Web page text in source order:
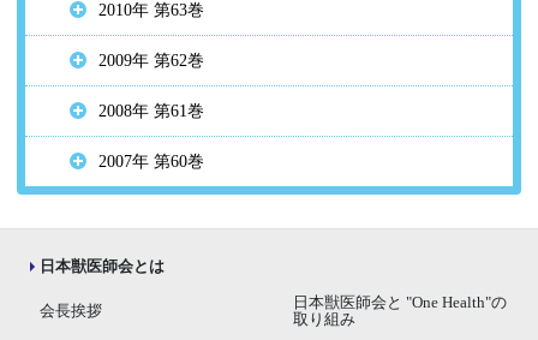
2010年 第63巻
2009年 第62巻
2008年 第61巻
2007年 第60巻
日本獣医師会とは
会長挨拶
日本獣医師会と "One Health"の
取り組み